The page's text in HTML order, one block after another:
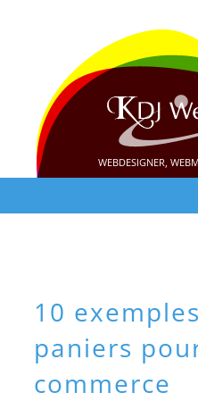
WEBDESIGNER,
10
paniers
commerce